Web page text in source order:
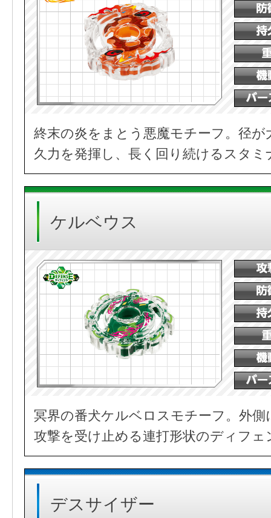
終末の炎をまとう悪魔モチーフ。径
久力を発揮し、長く回り続けるスタミ
ケルベウス
冥界の番犬ケルベロスモチーフ。外
攻撃を受け止める連打形状のディフ
デスサイザー